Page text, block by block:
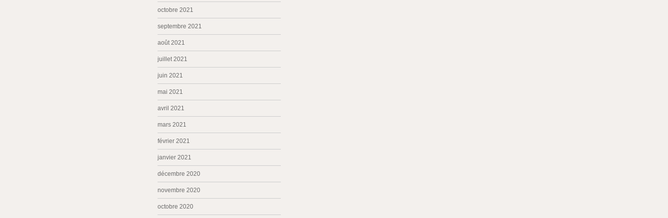
octobre 2021
septembre 2021
août 2021
juillet 2021
juin 2021
mai 2021
avril 2021
mars 2021
février 2021
janvier 2021
décembre 2020
novembre 2020
octobre 2020